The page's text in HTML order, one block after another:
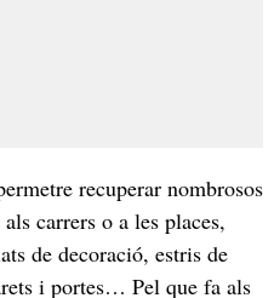
recuperar nombrosos
carrers o a les places,
de decoració, estris de
i portes… Pel que fa als